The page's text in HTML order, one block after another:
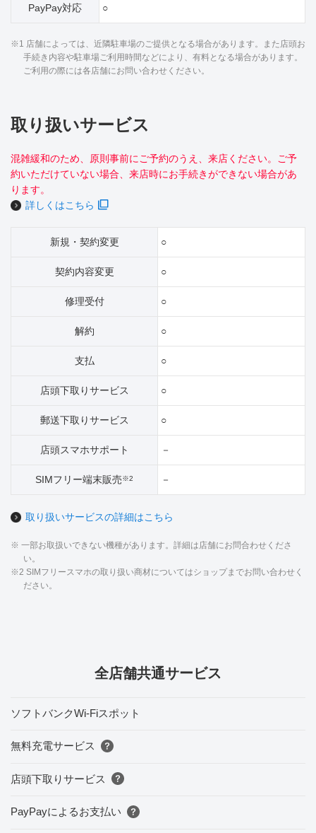
PayPay対応 ○
※1 店舗によっては、近隣駐車場のご提供となる場合があります。また店頭お
手続き内容や駐車場ご利用時間などにより、有料となる場合があります。
ご利用の際には各店舗にお問い合わせください。
取り扱いサービス
混雑緩和のため、原則事前にご予約のうえ、来店ください。ご予
約いただけていない場合、来店時にお手続きができない場合があ
ります。
詳しくはこちら
新規・契約変更 ○
契約内容変更 ○
修理受付 ○
解約 ○
支払 ○
店頭下取りサービス ○
郵送下取りサービス ○
店頭スマホサポート －
SIMフリー端末販売※2 －
取り扱いサービスの詳細はこちら
※ 一部お取扱いできない機種があります。詳細は店舗にお問合わせくださ
い。
※2 SIMフリースマホの取り扱い商材についてはショップまでお問い合わせく
ださい。
全店舗共通サービス
ソフトバンクWi-Fiスポット
無料充電サービス
店頭下取りサービス
PayPayによるお支払い